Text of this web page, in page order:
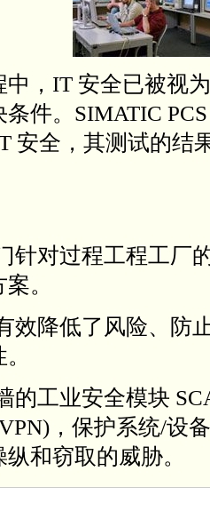
IT 安全已被视为
件。SIMATIC
安全，其测试的结
过程工程工厂的
。
低了风险、防止
业安全模块
，保护系统/设
和窃取的威胁。